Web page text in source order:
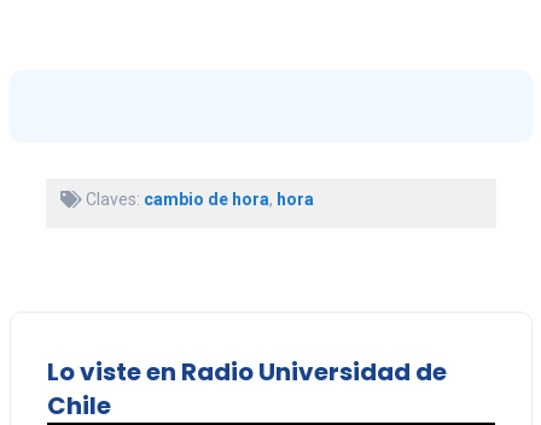
Claves: cambio de hora, hora
Lo viste en Radio Universidad de
Chile